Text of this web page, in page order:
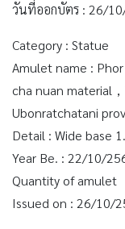
วันที่ออกบัตร : 26/
Category : Statue
Amulet name :
cha nuan material
Ubonratchatani
Detail : Wide base
Year Be. : 22/10/
Quantity of amulet
Issued on : 26/10/